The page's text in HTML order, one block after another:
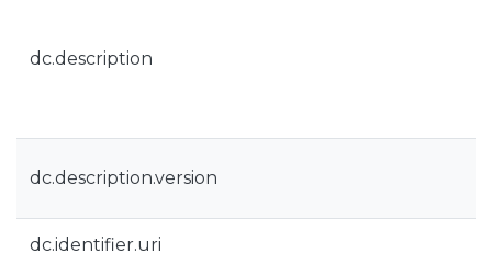
dc.description
dc.description.version
dc.identifier.uri